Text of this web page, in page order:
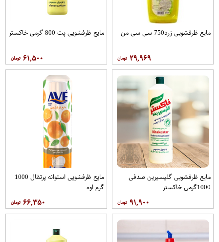
مایع ظرفشویی زرد750 سی سی من
۲۹,۹۶۹
مایع ظرفشویی پت 800 گرمی خاکستر
۶۱,۵۰۰
مایع ظرفشویی گلیسیرین صدفی
1000گرمی خاکستر
۹۱,۹۰۰
مایع ظرفشویی استوانه پرتقال 1000
گرم اوه
۶۶,۳۵۰